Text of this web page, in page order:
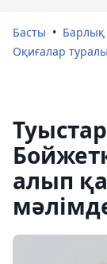
Басты
Оқиғалар
алып